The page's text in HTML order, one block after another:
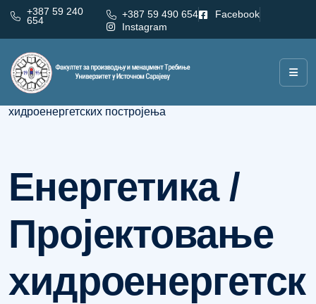
+387 59 240
654
+387 59 490 654
Facebook
Instagram
Категорија:
хидроенергетских постројења
Енергетика /
Пројектовање
хидроенергетск